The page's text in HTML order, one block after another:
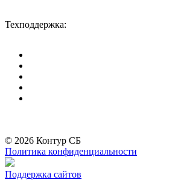
Техподдержка:
© 2026 Контур СБ
Политика конфиденциальности
Поддержка сайтов